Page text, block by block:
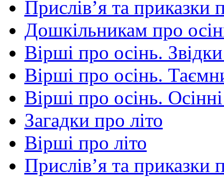
Прислів’я та приказки
Дошкільникам про
Вірші про осінь.
Вірші про осінь.
Вірші про осінь.
Загадки про літо
Вірші про літо
Прислів’я та приказки